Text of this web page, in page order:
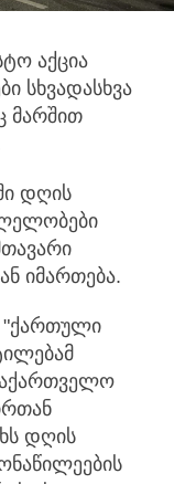
აქცია
სხვადასხვა
მარშით
დღის
იმართება.
"ქართული
დღის